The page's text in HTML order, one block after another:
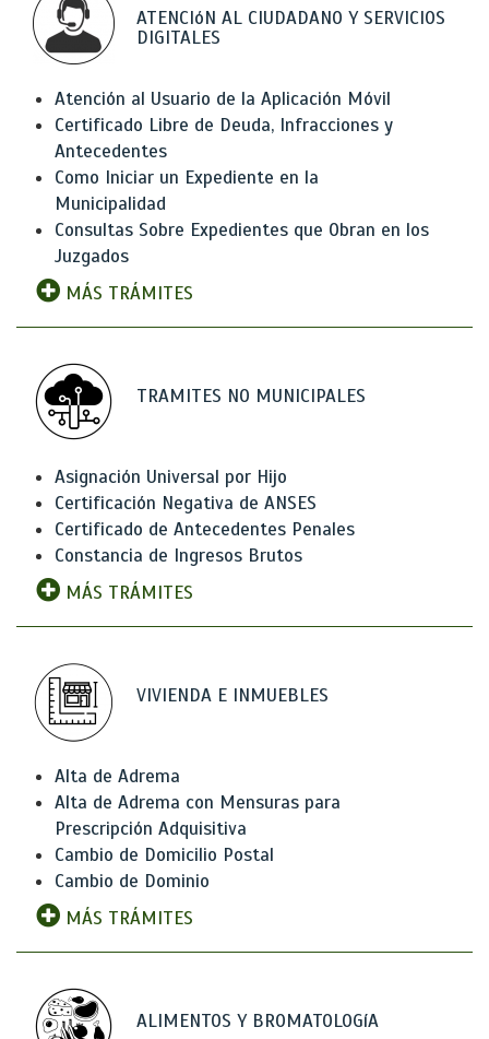
ATENCIóN AL CIUDADANO Y SERVICIOS
DIGITALES
Atención al Usuario de la Aplicación Móvil
Certificado Libre de Deuda, Infracciones y
Antecedentes
Como Iniciar un Expediente en la
Municipalidad
Consultas Sobre Expedientes que Obran en los
Juzgados
MÁS TRÁMITES
TRAMITES NO MUNICIPALES
Asignación Universal por Hijo
Certificación Negativa de ANSES
Certificado de Antecedentes Penales
Constancia de Ingresos Brutos
MÁS TRÁMITES
VIVIENDA E INMUEBLES
Alta de Adrema
Alta de Adrema con Mensuras para
Prescripción Adquisitiva
Cambio de Domicilio Postal
Cambio de Dominio
MÁS TRÁMITES
ALIMENTOS Y BROMATOLOGíA